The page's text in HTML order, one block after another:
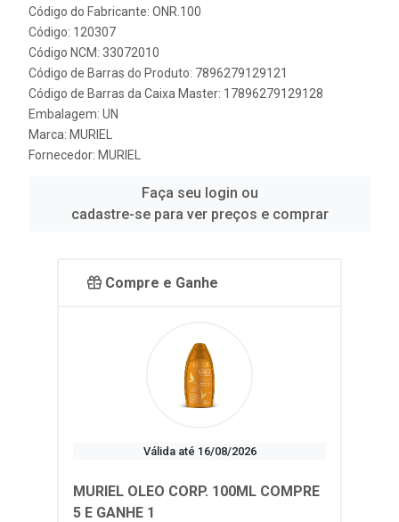
Código do Fabricante: ONR.100
Código: 120307
Código NCM: 33072010
Código de Barras do Produto: 7896279129121
Código de Barras da Caixa Master: 17896279129128
Embalagem: UN
Marca: MURIEL
Fornecedor: MURIEL
Faça seu login ou
cadastre-se para ver preços e comprar
Compre e Ganhe
Válida até 16/08/2026
MURIEL OLEO CORP. 100ML COMPRE
5 E GANHE 1